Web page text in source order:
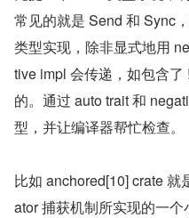
常见的就是 Send 和 Sync
类型实现，除非显式地用
tive impl 会传递，如包含
的。通过 auto trait 和
型，并让编译器帮忙检查。
比如 anchored[10] crate 就
ator 捕获机制所实现的一